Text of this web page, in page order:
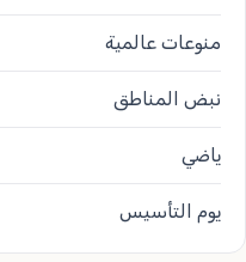
منوعات عالمية
نبض المناطق
ياضي
يوم التأسيس